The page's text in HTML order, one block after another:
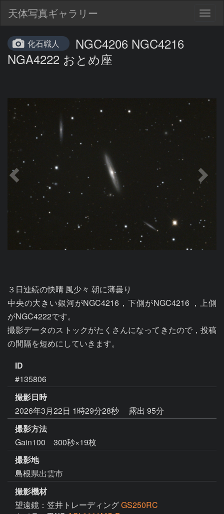
天体写真ギャラリー
化石職人
NGC4206 NGC4216
NGA4222 おとめ座
３日連続の快晴 風少々 朝に薄曇り
中央の大きい銀河がNGC4216，下側がNGC4216 ，上側
がNGC4222です。
撮影データのストックがたくさんになってきたので，投稿
ID
#135806
撮影日時
2026年3月22日 1時29分28秒
露出 95分
撮影方法
Gain100 300秒×19枚
撮影地
島根県出雲市
撮影機材
望遠鏡：笠井トレーディングGS250RC